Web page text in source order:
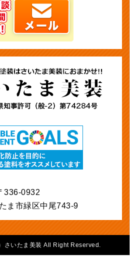
336-0932
ま市緑区中尾743-9
さいたま美装 All Right Reserved.